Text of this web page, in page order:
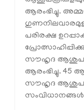
ആരംഭിച്ചു.
പരിരക്ഷ
സൗഹൃദ
ആരംഭിച്ചു. 45
സൗഹൃദ
സംവിധാനങ്ങള്‍